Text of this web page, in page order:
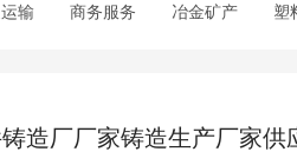
输 商务服务 冶金矿产 塑
未分类
造厂厂家铸造生产厂家供